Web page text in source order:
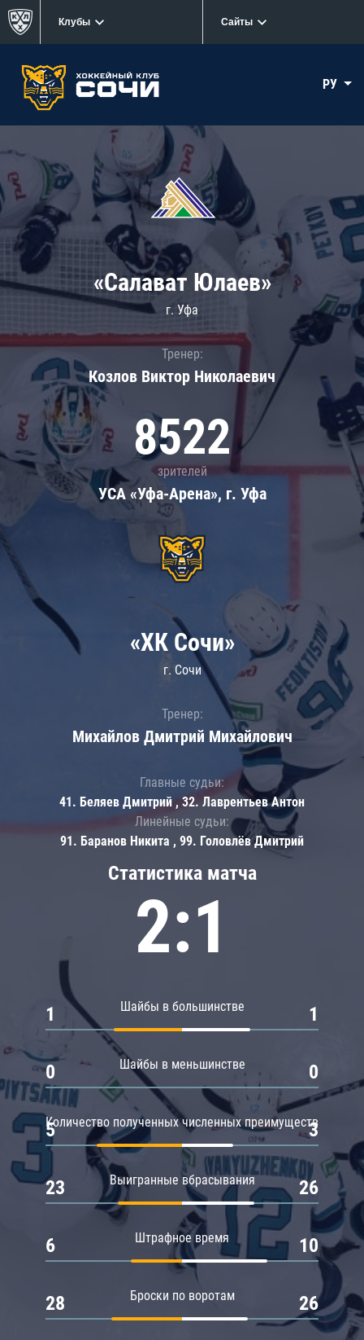
Клубы Сайты
РУ
«Салават Юлаев»
г. Уфа
Тренер:
Козлов Виктор Николаевич
8522
зрителей
УСА «Уфа-Арена», г. Уфа
Статистика матча
2:1
Шайбы в большинстве
1 1
Шайбы в меньшинстве
0 0
Количество полученных численных преимуществ
5 3
Выигранные вбрасывания
23 26
Штрафное время
6 10
Броски по воротам
28 26
«ХК Сочи»
г. Сочи
Тренер:
Михайлов Дмитрий Михайлович
Главные судьи:
41. Беляев Дмитрий , 32. Лаврентьев Антон
Линейные судьи:
91. Баранов Никита , 99. Головлёв Дмитрий